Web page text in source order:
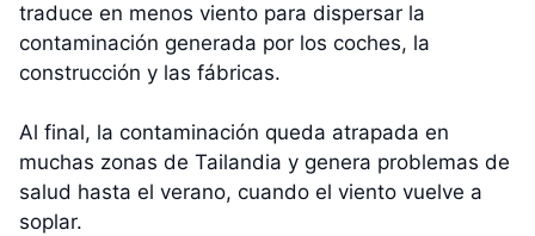
traduce en menos viento para dispersar la
contaminación generada por los coches, la
construcción y las fábricas.
Al final, la contaminación queda atrapada en
muchas zonas de Tailandia y genera problemas de
salud hasta el verano, cuando el viento vuelve a
soplar.